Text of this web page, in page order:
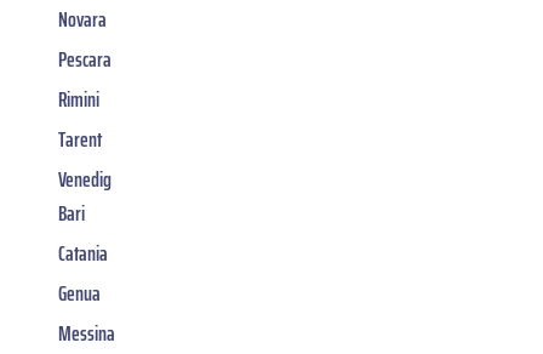
Novara
Pescara
Rimini
Tarent
Venedig
Bari
Catania
Genua
Messina